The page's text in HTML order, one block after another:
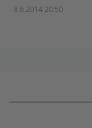
- 8.6.2014 20:50